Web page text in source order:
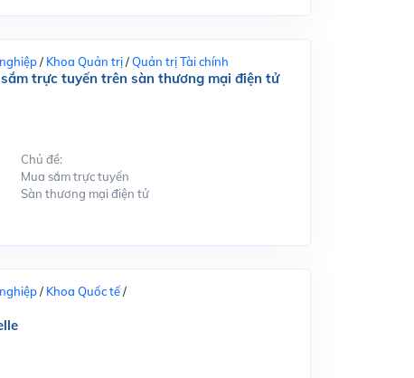
/ Khoa Quản trị/Quản trị Tài chính
trực tuyến trên sàn thương mại điện tử
Chủ đề:
Mua sắm trực tuyến
Sàn thương mại điện tử
/ Khoa Quốc tế/